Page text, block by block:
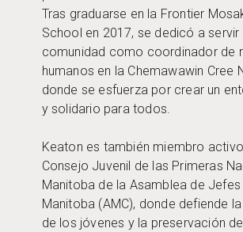
Tras graduarse en la Frontier
School en 2017, se dedicó a servir
comunidad como coordinador de
humanos en la Chemawawin Cree
donde se esfuerza por crear un
y solidario para todos.
Keaton es también miembro activo
Consejo Juvenil de las Primeras
Manitoba de la Asamblea de Jefes
Manitoba (AMC), donde defiende
de los jóvenes y la preservación